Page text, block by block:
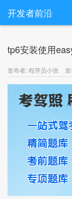
开发者前沿
tp6安装使用
发布者: 程序员小张